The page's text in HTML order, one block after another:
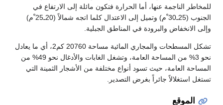
للمخاطر الناجمة عنها، أما الحرارة فتكون مائلة إلى الارتفاع في
الجنوب (25ـ30 ْم) وتميل إلى الاعتدال كلما اتجه شمالاً (20ـ25 ْم)
وإلى الانخفاض والبرودة في المناطق الجبلية.
تشكل المسطحات والمجاري المائية مساحة 20760 كم2، أي ما يعادل
نحو 3% من المساحة العامة، وتشغل الغابات والأدغال نحو 49% من
المساحة العامة، حيث تسود أنواع مختلفة من الأشجار الثمينة التي
تستغل استغلالاً جائراً بغرض التصدير.
الموقع